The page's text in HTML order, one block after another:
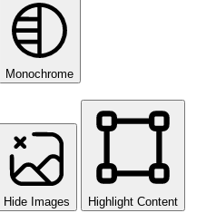
Monochrome
Hide Images Highlight Content